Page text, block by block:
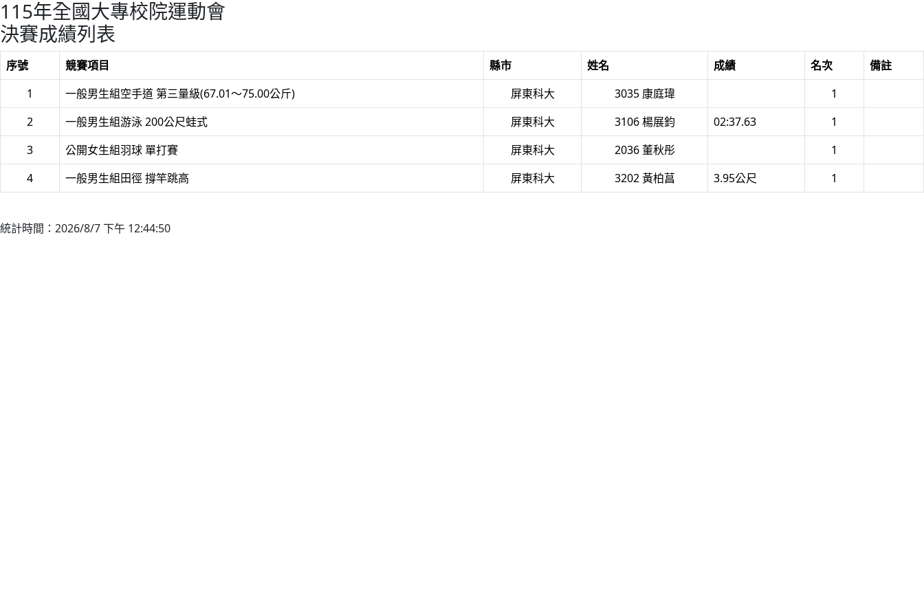
115年全國大專校院運動會
決賽成績列表
序號 競賽項目 縣市 姓名 成績 名次
備註
1
一般男生組空手道 第三量級(67.01～75.00公斤) 屏東科大 3035 康庭瑋
1
2
一般男生組游泳 200公尺蛙式 屏東科大 3106 楊展鈞 02:37.63
1
3
公開女生組羽球 單打賽 屏東科大 2036 董秋彤
1
4
一般男生組田徑 撐竿跳高 屏東科大 3202 黃柏菖 3.95公尺 1
統計時間：2026/8/7 下午 12:44:50